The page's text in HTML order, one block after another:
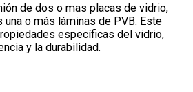
de dos o mas placas de vidrio,
una o más láminas de PVB. Este
específicas del vidrio,
y la durabilidad.